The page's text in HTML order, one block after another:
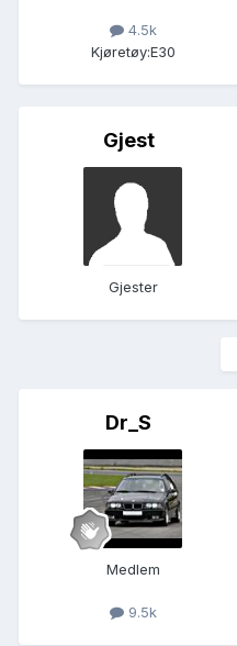
4.5k
Kjøretøy:E30
Gjest
Gjester
Dr_S
Medlem
9.5k